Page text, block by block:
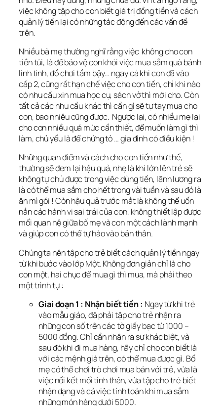
việc không tập cho con biết giá trị đồng tiền và cách
quản lý tiền lại có những tác động đến các vấn đề
trên.
Nhiều bà mẹ thường nghĩ rằng việc không cho con
tiền túi, là để bảo vệ con khỏi việc mua sắm quà bánh
linh tinh, đồ chơi tầm bậy… ngay cả khi con đã vào
cấp 2, cũng rất hạn chế việc cho con tiền, chỉ khi nào
có nhu cầu xin mua học cụ, sách vở thì mới cho. Còn
tất cả các nhu cầu khác thì cần gì sẽ tự tay mua cho
con, bao nhiêu cũng được. Ngược lại, có nhiều mẹ lại
cho con nhiều quá mức cần thiết, để muốn làm gì thì
làm, chủ yếu là để chứng tỏ … gia đình có điều kiện !
Những quan điểm và cách cho con tiền như thế,
thường sẽ đem lại hậu quả, nhẹ là khi lớn lên trẻ sẽ
không tự chủ được trong việc dùng tiền, lãnh lương ra
là có thể mua sắm cho hết trong vài tuần và sau đó là
ăn mì gói ! Còn hậu quả trước mắt là không thể uốn
nắn các hành vi sai trái của con, không thiết lập được
mối quan hệ giữa bố mẹ và con một cách lành mạnh
và giúp con có thể tự hào vào bản thân.
Chúng ta nên tập cho trẻ biết cách quản lý tiền ngay
từ khi bước vào lớp Một. Không đơn giản chỉ là cho
con một, hai chục để mua gì thì mua, mà phải theo
một trình tự :
Giai đoạn 1 : Nhận biết tiền : Ngay từ khi trẻ
vào mẫu giáo, đã phải tập cho trẻ nhận ra
những con số trên các tờ giấy bạc từ 1000 –
5000 đồng. Chỉ cần nhận ra sự khác biệt, và
sau đó khi đi mua hàng, hãy chỉ cho con biết là
với các mệnh giá trên, có thể mua được gì. Bố
mẹ có thể chơi trò chơi mua bán với trẻ, vừa là
việc nối kết mối tình thân, vừa tập cho trẻ biết
nhận dạng và cả việc tính toán khi mua sắm
những món hàng dưới 5000.